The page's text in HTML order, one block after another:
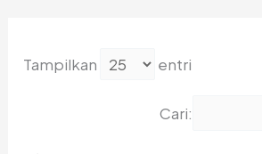
Tampilkan entri
Cari: